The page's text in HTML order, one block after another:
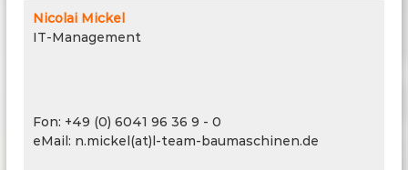
Nicolai Mickel
IT-Management
Fon: +49 (0) 6041 96 36 9 - 0
eMail: n.mickel(at)l-team-baumaschinen.de